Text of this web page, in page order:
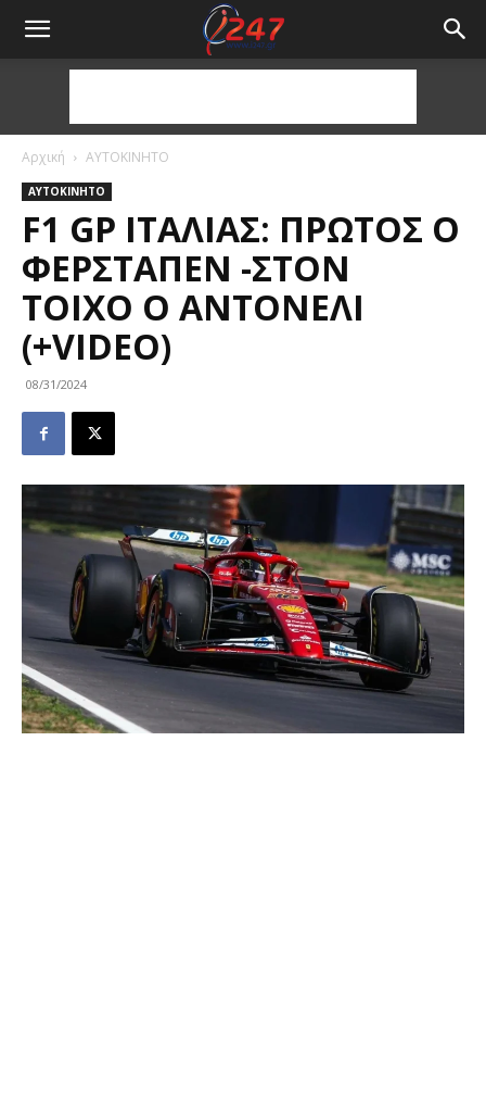
Αρχική ΑΥΤΟΚΙΝΗΤΟ
ΑΥΤΟΚΙΝΗΤΟ
F1 GP ΙΤΑΛΊΑΣ: ΠΡΏΤΟΣ Ο
ΦΕΡΣΤΆΠΕΝ -ΣΤΟΝ
ΤΟΊΧΟ Ο ΑΝΤΟΝΈΛΙ
(+VIDEO)
08/31/2024